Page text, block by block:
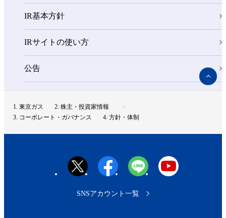
IR基本方針
IRサイトの使い方
公告
ペ
ー
ジ
へ
東京ガス
株主・投資家情報
コーポレート・ガバナンス
方針・体制
SNSアカウント一覧